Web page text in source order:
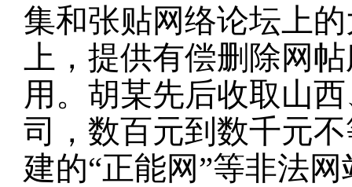
集和张贴网络论坛上
上，提供有偿删除网
用。胡某先后收取山
司，数百元到数千元
建的“正能网”等非法